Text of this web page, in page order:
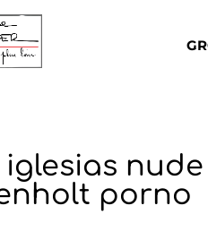
porno